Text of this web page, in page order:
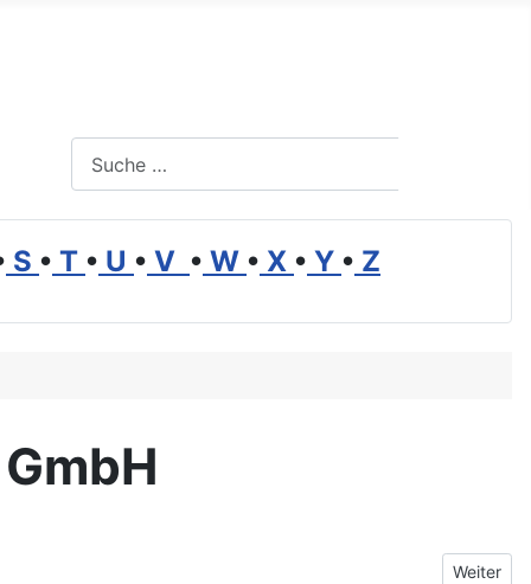
S • T • U • V • W • X • Y • Z
Nächster
Weiter